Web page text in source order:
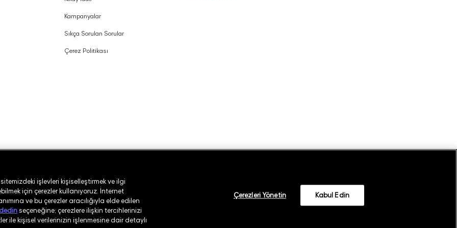
Kampanyalar
Sıkça Sorulan Sorular
Çerez Politikası
Güvenlik Politikası Kullanım Koşulları
işlevleri kişiselleştirmek ve ilgi
için çerezler kullanıyoruz. İnternet
ve bu çerezler aracılığıyla elde edilen
seçeneğine; çerezlere ilişkin tercihlerinizi
ile kişisel verilerinizin işlenmesine dair detaylı
Çerezleri Yönetin Kabul Edin